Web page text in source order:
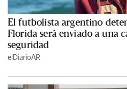
El futbolista argentino
Florida será enviado a una
seguridad
elDiarioAR